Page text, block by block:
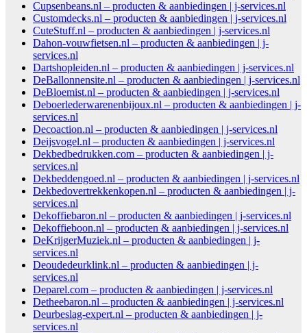
Cupsenbeans.nl – producten & aanbiedingen | j-services.nl
Customdecks.nl – producten & aanbiedingen | j-services.nl
CuteStuff.nl – producten & aanbiedingen | j-services.nl
Dahon-vouwfietsen.nl – producten & aanbiedingen | j-
services.nl
Dartshopleiden.nl – producten & aanbiedingen | j-services.nl
DeBallonnensite.nl – producten & aanbiedingen | j-services.nl
DeBloemist.nl – producten & aanbiedingen | j-services.nl
Deboerlederwarenenbijoux.nl – producten & aanbiedingen | j-
services.nl
Decoaction.nl – producten & aanbiedingen | j-services.nl
Deijsvogel.nl – producten & aanbiedingen | j-services.nl
Dekbedbedrukken.com – producten & aanbiedingen | j-
services.nl
Dekbeddengoed.nl – producten & aanbiedingen | j-services.nl
Dekbedovertrekkenkopen.nl – producten & aanbiedingen | j-
services.nl
Dekoffiebaron.nl – producten & aanbiedingen | j-services.nl
Dekoffieboon.nl – producten & aanbiedingen | j-services.nl
DeKrijgerMuziek.nl – producten & aanbiedingen | j-
services.nl
Deoudedeurklink.nl – producten & aanbiedingen | j-
services.nl
Deparel.com – producten & aanbiedingen | j-services.nl
Detheebaron.nl – producten & aanbiedingen | j-services.nl
Deurbeslag-expert.nl – producten & aanbiedingen | j-
services.nl